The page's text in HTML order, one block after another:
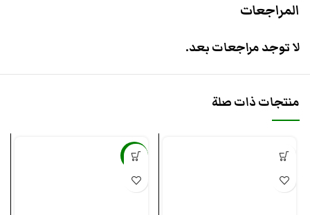
المراجعات
لا توجد مراجعات بعد.
منتجات ذات صلة
-33%